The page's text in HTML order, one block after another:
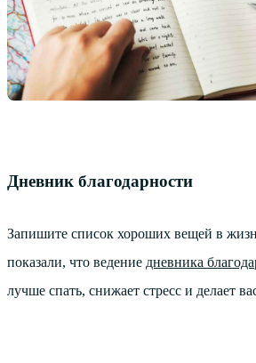
Дневник благодарности
Запишите список хороших вещей в
показали, что ведение дневника
лучше спать, снижает стресс и делает